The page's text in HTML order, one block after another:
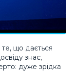
що дається
знає,
дуже зрідка